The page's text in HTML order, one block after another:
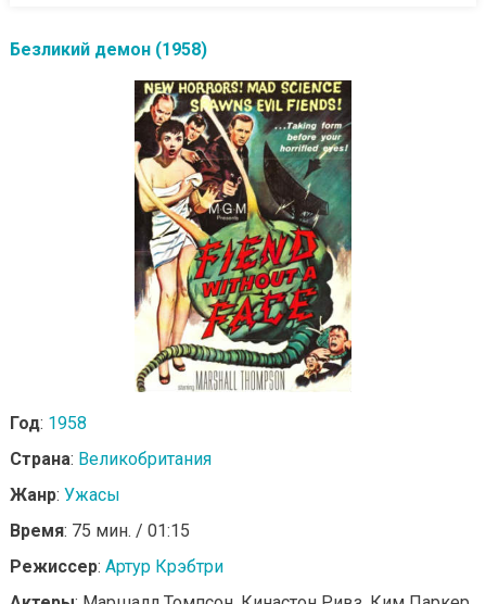
Безликий демон (1958)
Год: 1958
Страна: Великобритания
Жанр: Ужасы
Время: 75 мин. / 01:15
Режиссер: Артур Крэбтри